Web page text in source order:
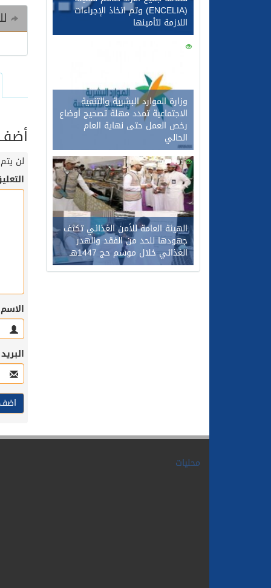
(ENCELIA) وتم اتخاذ الإجراءات
اللازمة لتأمينها
121
وزارة الموارد البشرية والتنمية
الاجتماعية تمدد مهلة تصحيح أوضاع
رخص العمل حتى نهاية العام
الحالي
101
0
الهيئة العامة للأمن الغذائي تكثف
جهودها للحد من الفقد والهدر
الغذائي خلال موسم حج 1447هـ
لن
محليات